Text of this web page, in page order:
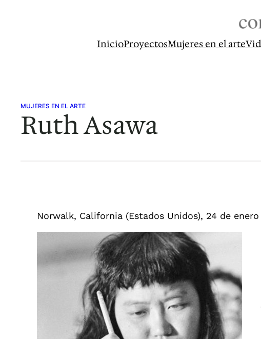
InicioProyectosMujeres en el arte
MUJERES EN EL ARTE
Ruth Asawa
Norwalk, California (Estados Unidos), 24 de